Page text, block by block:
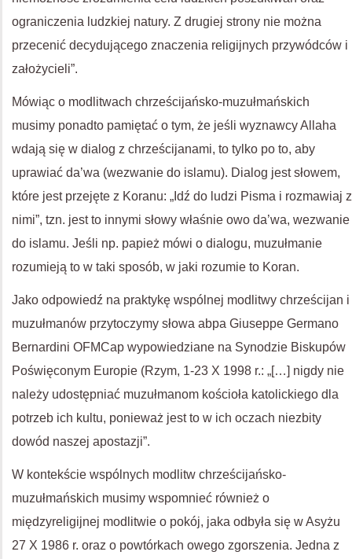
ograniczenia ludzkiej natury. Z drugiej strony nie można
przecenić decydującego znaczenia religijnych przywódców i
założycieli”.
Mówiąc o modlitwach chrześcijańsko-muzułmańskich
musimy ponadto pamiętać o tym, że jeśli wyznawcy Allaha
wdają się w dialog z chrześcijanami, to tylko po to, aby
uprawiać da’wa (wezwanie do islamu). Dialog jest słowem,
które jest przejęte z Koranu: „Idź do ludzi Pisma i rozmawiaj z
nimi”, tzn. jest to innymi słowy właśnie owo da’wa, wezwanie
do islamu. Jeśli np. papież mówi o dialogu, muzułmanie
rozumieją to w taki sposób, w jaki rozumie to Koran.
Jako odpowiedź na praktykę wspólnej modlitwy chrześcijan i
muzułmanów przytoczymy słowa abpa Giuseppe Germano
Bernardini OFMCap wypowiedziane na Synodzie Biskupów
Poświęconym Europie (Rzym, 1-23 X 1998 r.: „[…] nigdy nie
należy udostępniać muzułmanom kościoła katolickiego dla
potrzeb ich kultu, ponieważ jest to w ich oczach niezbity
dowód naszej apostazji”.
W kontekście wspólnych modlitw chrześcijańsko-
muzułmańskich musimy wspomnieć również o
międzyreligijnej modlitwie o pokój, jaka odbyła się w Asyżu
27 X 1986 r. oraz o powtórkach owego zgorszenia. Jedna z